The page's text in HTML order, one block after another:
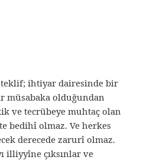
ihtiyar dairesinde bir
müsabaka olduğundan
ve tecrübeye muhtaç olan
bedihî olmaz. Ve herkes
derecede zarurî olmaz.
illiyyîne çıksınlar ve